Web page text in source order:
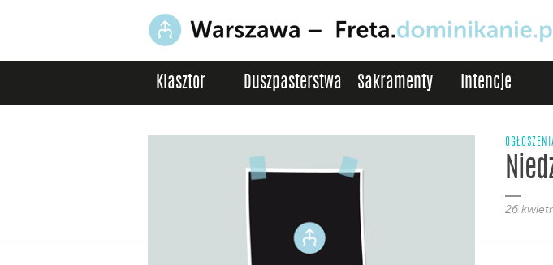
Klasztor Duszpasterstwa Sakramenty Intencje
26